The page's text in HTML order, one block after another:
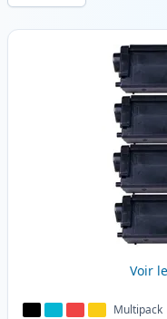
Produits
Voir
Multipack